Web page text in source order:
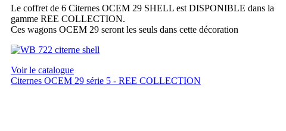
Le coffret de 6 Citernes OCEM 29 SHELL est DISPONIBLE dans la
gamme REE COLLECTION.
Ces wagons OCEM 29 seront les seuls dans cette décoration
Voir le catalogue
Citernes OCEM 29 série 5 - REE COLLECTION